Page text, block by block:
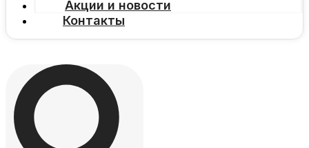
Акции и новости
Контакты